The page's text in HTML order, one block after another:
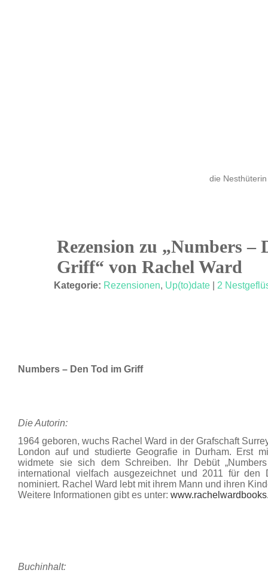
die Nesthüterin
Rezension zu „Numbers –
Griff“ von Rachel Ward
Kategorie: Rezensionen, Up(to)date 2
Numbers – Den Tod im Griff
Die Autorin:
1964 geboren, wuchs Rachel Ward in der Grafschaft
London auf und studierte Geografie in Durham. Erst
widmete sie sich dem Schreiben. Ihr Debüt
international vielfach ausgezeichnet und 2011 für den
nominiert. Rachel Ward lebt mit ihrem Mann und ihren
Weitere Informationen gibt es unter:
Buchinhalt: